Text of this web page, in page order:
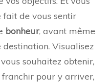
fait de vous sentir
bonheur, avant même
Visualisez
souhaitez obtenir,
pour y arriver,